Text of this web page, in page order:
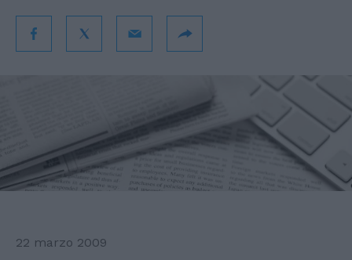
22 marzo 2009